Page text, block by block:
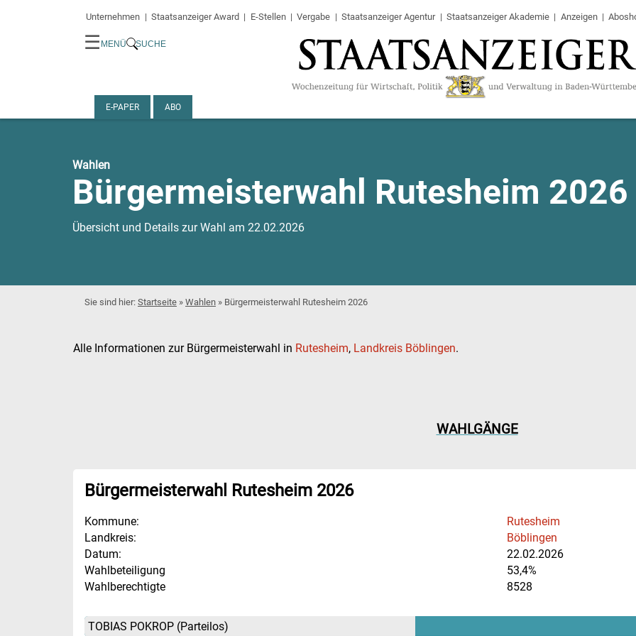
Unternehmen Staatsanzeiger Award E-Stellen Vergabe Staatsanzeiger Agentur Staatsanzeiger Akademie Anzeigen
☰ MENÜ SUCHE
E-PAPER ABO
Wahlen
Bürgermeisterwahl Rutesheim 2026
Übersicht und Details zur Wahl am 22.02.2026
Startseite » Wahlen » Bürgermeisterwahl Rutesheim 2026
Alle Informationen zur Bürgermeisterwahl in Rutesheim, Landkreis Böblingen.
WAHLGÄNGE
Bürgermeisterwahl Rutesheim 2026
Kommune:
Rutesheim
Landkreis:
Böblingen
Datum:
22.02.2026
Wahlbeteiligung
53,4%
Wahlberechtigte
8528
TOBIAS POKROP (Parteilos)